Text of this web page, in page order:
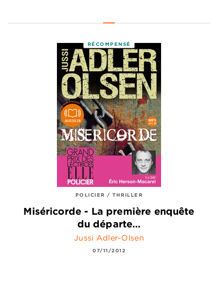
RÉCOMPENSÉ
POLICIER / THRILLER
Miséricorde - La première enquête
du départe…
Jussi Adler-Olsen
07/11/2012